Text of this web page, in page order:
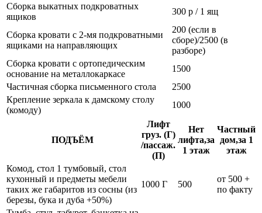
Сборка выкатных подкроватных
ящиков
300 р / 1 ящ
Сборка кровати с 2-мя подкроватными
ящиками на направляющих
200 (если в
сборе)/2500 (в
разборе)
Сборка кровати с ортопедическим
основание на металлокаркасе
1500
Частичная сборка письменного стола
2500
Крепление зеркала к дамскому столу
(комоду)
1000
ПОДЪЁМ
Лифт
груз. (Г)
/пассаж.
(П)
Нет
лифта,за
1 этаж
Частный
дом,за 1
этаж
Комод, стол 1 тумбовый, стол
кухонный и предметы мебели
таких же габаритов из сосны (из
березы, бука и дуба +50%)
1000 Г 500
от 500 +
по факту